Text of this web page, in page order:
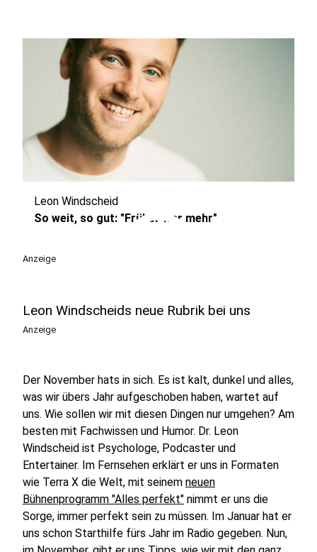
play_circle
Leon Windscheid
So weit, so gut: "Früher war mehr"
Anzeige
Leon Windscheids neue Rubrik bei uns
Anzeige
Der November hats in sich. Es ist kalt, dunkel und alles,
was wir übers Jahr aufgeschoben haben, wartet auf
uns. Wie sollen wir mit diesen Dingen nur umgehen? Am
besten mit Fachwissen und Humor. Dr. Leon
Windscheid ist Psychologe, Podcaster und
Entertainer. Im Fernsehen erklärt er uns in Formaten
wie Terra X die Welt, mit seinem neuen
Bühnenprogramm "Alles perfekt" nimmt er uns die
Sorge, immer perfekt sein zu müssen. Im Januar hat er
uns schon Starthilfe fürs Jahr im Radio gegeben. Nun,